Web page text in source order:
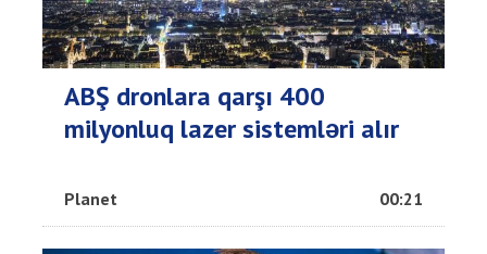
ABŞ dronlara qarşı 400
milyonluq lazer sistemləri alır
Planet 00:21